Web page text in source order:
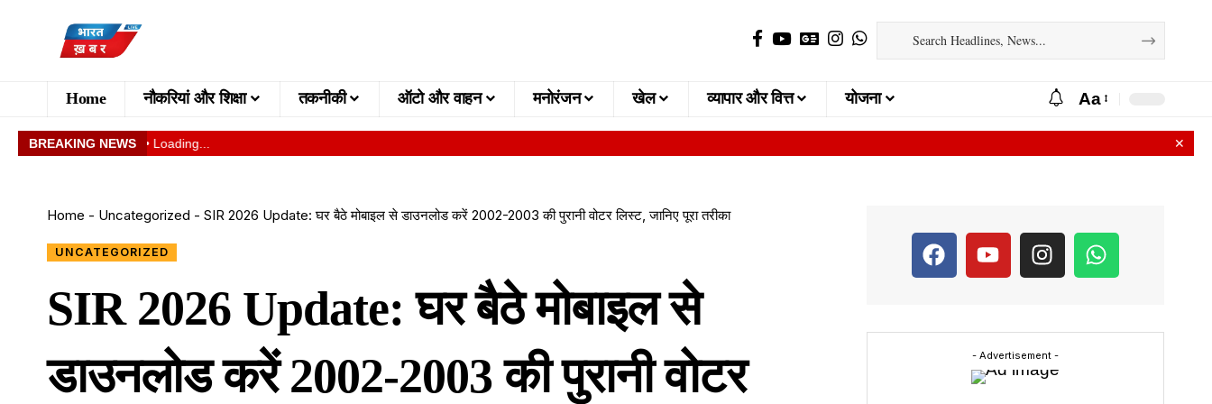
Home नौकरियां और शिक्षा तकनीकी ऑटो और वाहन मनोरंजन खेल व्यापार और वित्त योजना Aa
BREAKING NEWS • Loading... ✕
Home - Uncategorized - SIR 2026 Update: घर बैठे मोबाइल से डाउनलोड करें 2002-2003 की पुरानी वोटर लिस्ट, जानिए पूरा तरीका
UNCATEGORIZED
SIR 2026 Update: घर बैठे मोबाइल से
डाउनलोड करें 2002-2003 की पुरानी वोटर
- Advertisement -